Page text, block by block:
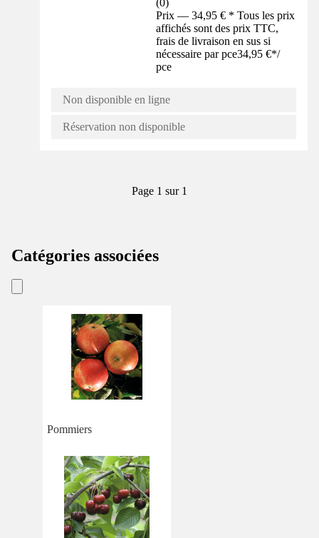
Prix — 34,95 € * Tous les prix
affichés sont des prix TTC,
frais de livraison en sus si
nécessaire par pce34,95 €*/
pce
Non disponible en ligne
Réservation non disponible
Page 1 sur 1
Catégories associées
Pommiers